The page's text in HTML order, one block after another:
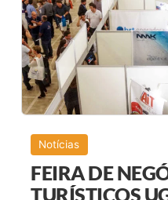
Notícias
FEIRA DE
TURÍSTICOS